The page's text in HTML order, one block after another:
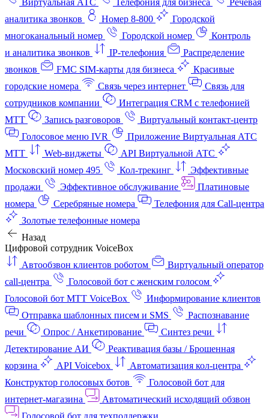
Виртуальная АТС
Телефония для бизнеса
Речевая
аналитика звонков
Номер 8-800
Городской
многоканальный номер
Городской номер
Контроль
и аналитика звонков
IP-телефония
Распределение
звонков
FMC SIM-карты для бизнеса
Красивые
городские номера
Связь через интернет
Связь для
сотрудников компании
Интеграция CRM с телефонией
МТТ
Запись разговоров
Виртуальный контакт‑центр
Голосовое меню IVR
Приложение Виртуальная АТС
МТТ
Web-виджеты
API Виртуальной АТС
Московский номер 495
Кол-трекинг
Эффективные
продажи
Эффективное обслуживание
Платиновые
номера
Серебряные номера
Телефония для Call-центра
Золотые телефонные номера
Назад
Цифровой сотрудник VoiceBox
Автообзвон клиентов роботом
Виртуальный оператор
call-центра
Голосовой бот с женским голосом
Голосовой бот МТТ VoiceBox
Информирование клиентов
Отправка шаблонных писем и SMS
Распознавание
речи
Опрос / Анкетирование
Синтез речи
Детектирование АИ
Реактивация базы / Брошенная
корзина
API Voicebox
Автоматизация кол‑центра
Конструктор голосовых ботов
Голосовой бот для
интернет‑магазина
Автоматический исходящий обзвон
Голосовой бот для техподдержки